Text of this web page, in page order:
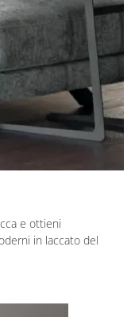
e ottieni
in laccato del